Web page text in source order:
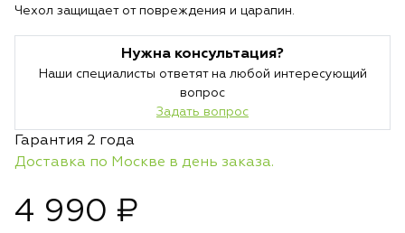
Чехол защищает от повреждения и царапин.
Нужна консультация?
Наши специалисты ответят на любой интересующий
вопрос
Задать вопрос
Гарантия 2 года
Доставка по Москве в день заказа.
4 990 ₽